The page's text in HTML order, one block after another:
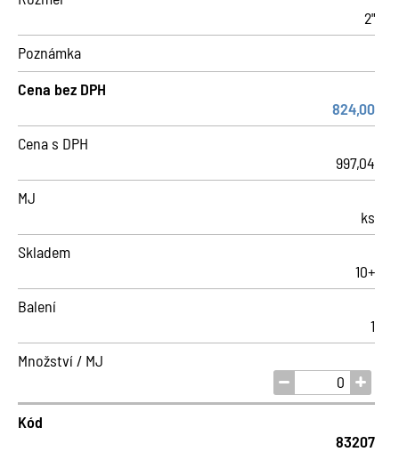
2"
Poznámka
Cena bez DPH
824,00
Cena s DPH
997,04
MJ
ks
Skladem
10+
Balení
1
Množství / MJ
Kód
83207